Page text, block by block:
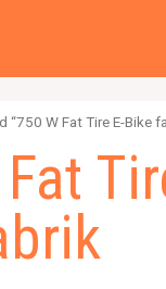
6
r
d
u
7
o
u
W Fat Tire E-Bike